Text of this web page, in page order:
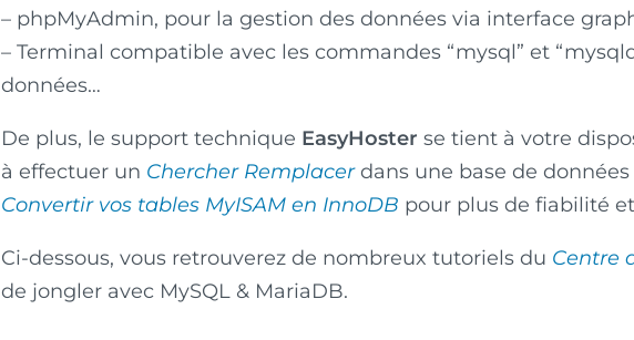
– phpMyAdmin, pour la gestion des données via interface
– Terminal compatible avec les commandes “mysql” et
données…
De plus, le support technique EasyHoster se tient à votre
à effectuer un Chercher Remplacerdans une base de données
Convertir vos tables MyISAM en InnoDB pour plus de fiabilité
Ci-dessous, vous retrouverez de nombreux tutoriels du Centre
de jongler avec MySQL & MariaDB.